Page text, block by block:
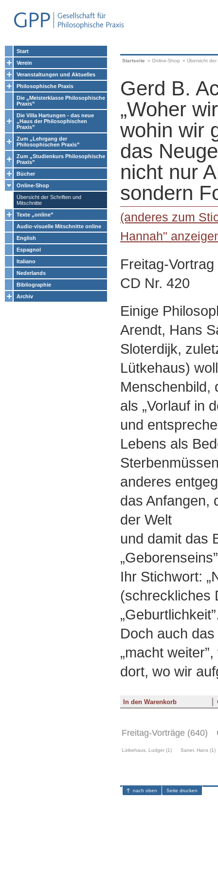
Start
Verein
Veranstaltungen und Aktuelles
Philosophische Praxis
Die „Meisterklasse Philosophische
Praxis”
Die Villa Hartungen - das neue
„Haus der Philosophischen
Praxis”
Zum „Lehrgang der
Philosophischen Praxis”
Zum „Studienkurs Philosophische
Praxis”
Bücher
Online-Shop
Übersicht der Schriften und
Mitschnitte
Texte „online”
Audio-visuelle Mitschnitte online
English
Espagnol
Italiano
Nederlands
Bibliographie
Archiv
Startseite » Online-Shop » Übersicht
Gerd B.
„Woher
wohin wir
das
nicht nur
sondern
(anderes zum
Hannah"
Freitag-
CD Nr. 420
Einige
Arendt, Hans
Sloterdijk,
Lütkehaus)
Menschenbild,
als „Vorlauf in
und
Lebens als
anderes
das Anfangen,
der Welt
und damit das
Ihr Stichwort:
(schreckliches
Doch auch
„macht
dort, wo wir
Freitag-Vorträge (640)
Lütkehaus, Ludger (1) Saner, Hans (1)
nach oben Seite drucken